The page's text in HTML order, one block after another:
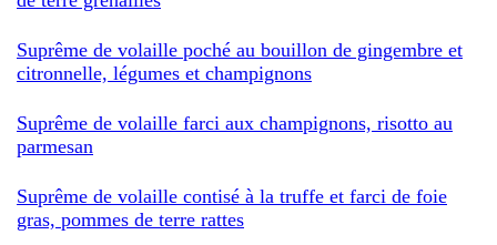
Suprême de volaille poché au bouillon de gingembre et
citronnelle, légumes et champignons
Suprême de volaille farci aux champignons, risotto au
parmesan
Suprême de volaille contisé à la truffe et farci de foie
gras, pommes de terre rattes